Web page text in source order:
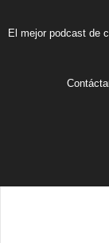
El mejor podcast de